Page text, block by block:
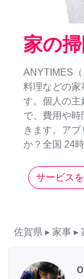
家の
ANYTIMES
料理などの家
す。個人の主
で、費用や
きます。ア
か？全国 24
サービス
佐賀県 ▸ 家事 ▸